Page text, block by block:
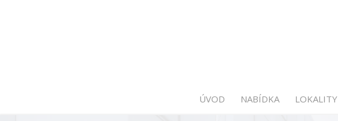
ÚVOD NABÍDKA LOKALITY